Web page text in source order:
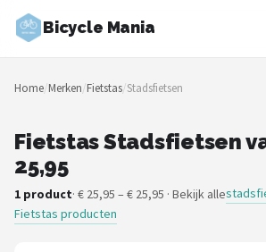
Bicycle Mania
Zoeken
NAVIGATIE
Merken
Blog
Home/Merken/Fietstas/Stadsfietsen
Fietstas Stadsfietsen
25,95
1 product· € 25,95 – € 25,95 · Bekijk alle
Fietstas producten